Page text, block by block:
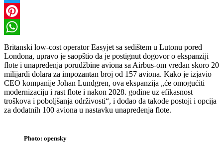
Twitter
Pinterest
WhatsApp
Britanski low-cost operator Easyjet sa sedištem u Lutonu pored
Londona, upravo je saopštio da je postignut dogovor o ekspanziji
flote i unapređenja porudžbine aviona sa Airbus-om vredan skoro 20
milijardi dolara za impozantan broj od 157 aviona. Kako je izjavio
CEO kompanije Johan Lundgren, ova ekspanzija „će omogućiti
modernizaciju i rast flote i nakon 2028. godine uz efikasnost
troškova i poboljšanja održivosti“, i dodao da takođe postoji i opcija
za dodatnih 100 aviona u nastavku unapređenja flote.
Photo: opensky